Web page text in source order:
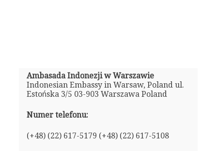
Ambasada Indonezji w Warszawie
Indonesian Embassy in Warsaw, Poland ul.
Estońska 3/5 03-903 Warszawa Poland
Numer telefonu:
(+48) (22) 617-5179 (+48) (22) 617-5108